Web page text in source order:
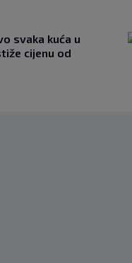
svaka kuća u
cijenu od